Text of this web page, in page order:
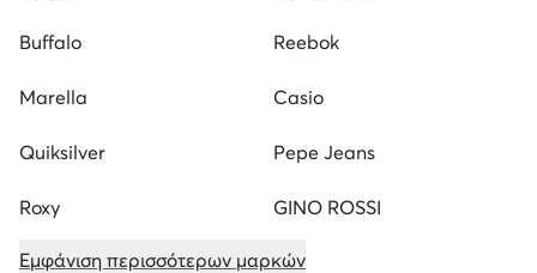
Buffalo Reebok
Marella Casio
Quiksilver Pepe Jeans
Roxy GINO ROSSI
Εμφάνιση περισσότερων μαρκών